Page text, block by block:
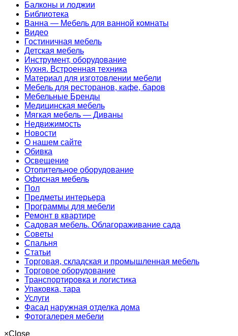
Балконы и лоджии
Библиотека
Ванна — Мебель для ванной комнаты
Видео
Гостиничная мебель
Детская мебель
Инструмент, оборудование
Кухня. Встроенная техника
Материал для изготовлении мебели
Мебель для ресторанов, кафе, баров
Мебельные Бренды
Медицинская мебель
Мягкая мебель — Диваны
Недвижимость
Новости
О нашем сайте
Обивка
Освещение
Отопительное оборудование
Офисная мебель
Пол
Предметы интерьера
Программы для мебели
Ремонт в квартире
Садовая мебель. Облагораживание сада
Советы
Спальня
Статьи
Торговая, складская и промышленная мебель
Торговое оборудование
Транспортировка и логистика
Упаковка, тара
Услуги
Фасад наружная отделка дома
Фотогалерея мебели
×Close